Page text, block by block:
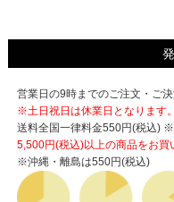
営業日の9時までのご注文・ご
※土日祝日は休業日となります。
送料全国一律料金550円(税込) ※
5,500円(税込)以上の商品をお買
※沖縄・離島は550円(税込)